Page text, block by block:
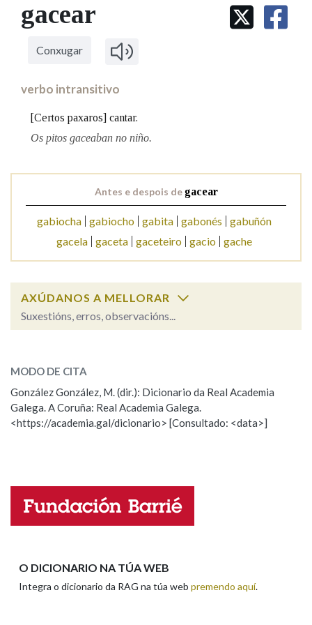
IDENTIDADE CORPORATIVA
MARCIAL DEL ADALID
FIGURAS HOMENAXEADAS
Facebook
TwitterYoutubeInstagram
Bluesky
BUSCAR NOS LEMAS
Comeza por
BUSCAR NO CONTIDO
Nas definicións
Nos exemplos
OUTRAS OPCIÓNS DE BUSCA
Pertence a
gacear
Conxugar
verbo intransitivo
[Certos paxaros] cantar.
Os pitos gaceaban no niño.
Antes e despois degacear
gabiocha gabiocho gabita gabonés
gabuñón
gacela gaceta gaceteiro gacio gache
AXÚDANOS A MELLORAR
Suxestións, erros, observacións...
ESCOLLE UNHA OPCIÓN:
Observación Hai un erro na palabra
Propoño mellorar a definición
Nome
MODO DE CITA
González González, M. (dir.): Dicionario da Real Academia
Galega. A Coruña: Real Academia Galega.
<https://academia.gal/dicionario> [Consultado: <data>]
O DICIONARIO NA TÚA WEB
Integra o dicionario da RAG na túa web premendo aquí.